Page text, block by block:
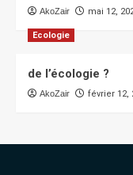
AkoZair mai 12,
Ecologie
de l’écologie ?
AkoZair février 12,